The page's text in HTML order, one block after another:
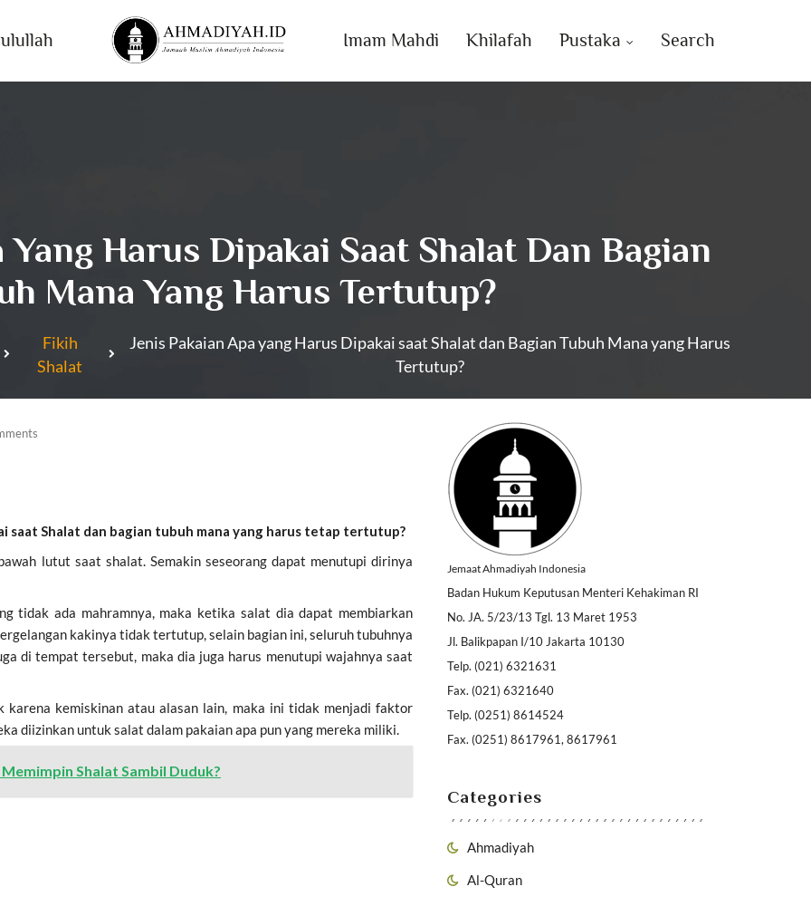
Imam Mahdi Khilafah Pustaka Search
Yang Harus Dipakai Saat Shalat Dan Bagian
Mana Yang Harus Tertutup?
Fikih
Shalat
Jenis Pakaian Apa yang Harus Dipakai saat Shalat dan Bagian Tubuh Mana yang Harus
Tertutup?
Jemaat Ahmadiyah Indonesia
Badan Hukum Keputusan Menteri Kehakiman RI
No. JA. 5/23/13 Tgl. 13 Maret 1953
Jl. Balikpapan I/10 Jakarta 10130
Telp. (021) 6321631
Fax. (021) 6321640
Telp. (0251) 8614524
Fax. (0251) 8617961, 8617961
Categories
Ahmadiyah
Al-Quran
saat Shalat dan bagian tubuh mana yang harus tetap tertutup?
lutut saat shalat. Semakin seseorang dapat menutupi dirinya
tidak ada mahramnya, maka ketika salat dia dapat membiarkan
kakinya tidak tertutup, selain bagian ini, seluruh tubuhnya
di tempat tersebut, maka dia juga harus menutupi wajahnya saat
karena kemiskinan atau alasan lain, maka ini tidak menjadi faktor
diizinkan untuk salat dalam pakaian apa pun yang mereka miliki.
Shalat Sambil Duduk?